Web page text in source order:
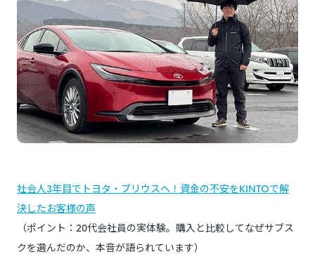
社会人3年目でトヨタ・プリウスへ！資金の不安をKINTOで解
決したお客様の声
（ポイント：20代会社員の実体験。購入と比較してなぜサブス
クを選んだのか、本音が語られています）